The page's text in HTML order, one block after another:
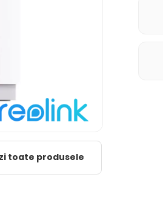
toate produsele